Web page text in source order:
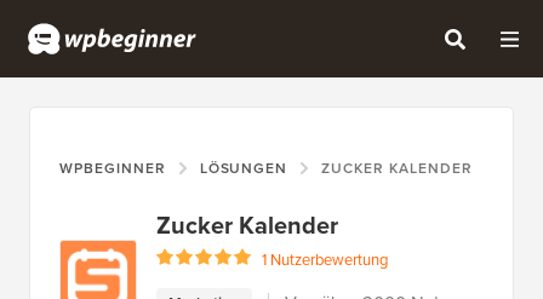
WPBEGINNER LÖSUNGEN ZUCKER KALENDER
Zucker Kalender
1 Nutzerbewertung